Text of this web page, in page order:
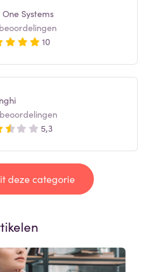
One Systems
10
5,3
deze categorie